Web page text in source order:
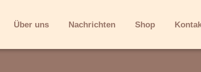
Über uns Nachrichten Shop